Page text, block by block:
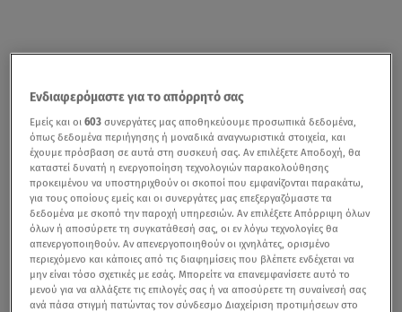
Ενδιαφερόμαστε για το απόρρητό σας
Εμείς και οι603 συνεργάτες μας αποθηκεύουμε προσωπικά δεδομένα,
όπως δεδομένα περιήγησης ή μοναδικά αναγνωριστικά στοιχεία, και
έχουμε πρόσβαση σε αυτά στη συσκευή σας. Αν επιλέξετε Αποδοχή, θα
καταστεί δυνατή η ενεργοποίηση τεχνολογιών παρακολούθησης
προκειμένου να υποστηριχθούν οι σκοποί που εμφανίζονται παρακάτω,
για τους οποίους εμείς και οι συνεργάτες μας επεξεργαζόμαστε τα
δεδομένα με σκοπό την παροχή υπηρεσιών. Αν επιλέξετε Απόρριψη όλων
όλων ή αποσύρετε τη συγκατάθεσή σας, οι εν λόγω τεχνολογίες θα
απενεργοποιηθούν. Αν απενεργοποιηθούν οι ιχνηλάτες, ορισμένο
περιεχόμενο και κάποιες από τις διαφημίσεις που βλέπετε ενδέχεται να
μην είναι τόσο σχετικές με εσάς. Μπορείτε να επανεμφανίσετε αυτό το
μενού για να αλλάξετε τις επιλογές σας ή να αποσύρετε τη συναίνεσή σας
ανά πάσα στιγμή πατώντας τον σύνδεσμο Διαχείριση προτιμήσεων στο